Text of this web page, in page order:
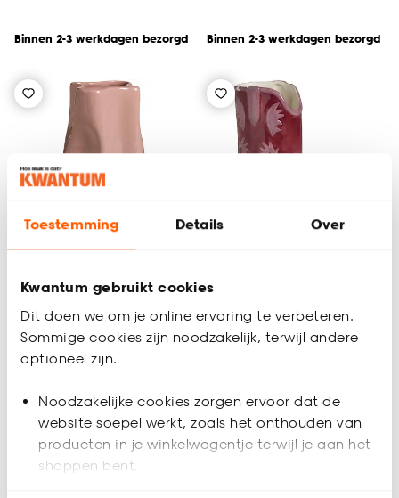
Toestemming Details Over
Kwantum gebruikt cookies
Dit doen we om je online ervaring te verbeteren.
Sommige cookies zijn noodzakelijk, terwijl andere
optioneel zijn.
Noodzakelijke cookies zorgen ervoor dat de
website soepel werkt, zoals het onthouden van
producten in je winkelwagentje terwijl je aan het
shoppen bent.
Binnen 2-3 werkdagen bezorgd Binnen 2-3 werkdagen bezorgd
Vaas Vif
15.50
Vaas Cowboylaars
16.
-